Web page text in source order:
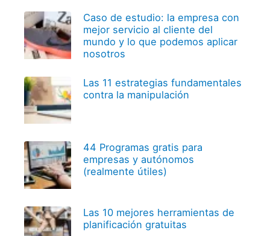
Caso de estudio: la empresa con
mejor servicio al cliente del
mundo y lo que podemos aplicar
nosotros
Las 11 estrategias fundamentales
contra la manipulación
44 Programas gratis para
empresas y autónomos
(realmente útiles)
Las 10 mejores herramientas de
planificación gratuitas